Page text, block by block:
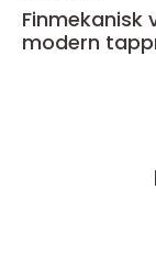
Finmekanisk verkstad
modern